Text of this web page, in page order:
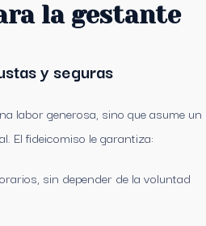
la gestante
y seguras
labor generosa, sino que asume un
El fideicomiso le garantiza:
sin depender de la voluntad